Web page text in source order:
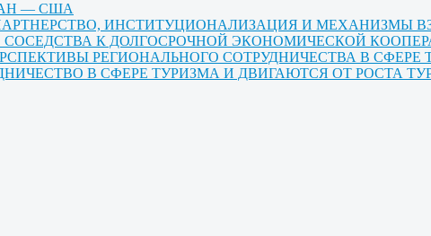
— США
ИНСТИТУЦИОНАЛИЗАЦИЯ И МЕХАНИЗМЫ
СОСЕДСТВА К ДОЛГОСРОЧНОЙ ЭКОНОМИЧЕСКОЙ
РЕГИОНАЛЬНОГО СОТРУДНИЧЕСТВА В СФЕРЕ
В СФЕРЕ ТУРИЗМА И ДВИГАЮТСЯ ОТ РОСТА